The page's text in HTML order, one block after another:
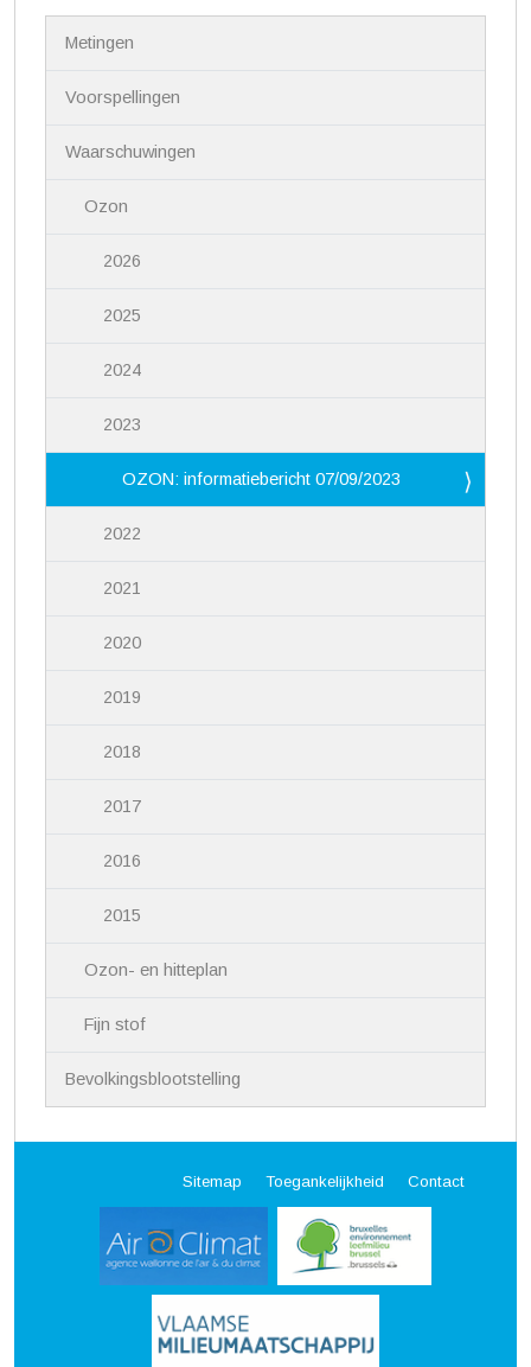
Metingen
Voorspellingen
Waarschuwingen
Ozon
2026
2025
2024
2023
OZON: informatiebericht 07/09/2023
2022
2021
2020
2019
2018
2017
2016
2015
Ozon- en hitteplan
Fijn stof
Bevolkingsblootstelling
Sitemap Toegankelijkheid Contact